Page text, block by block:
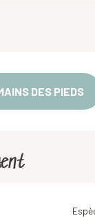
DES PIEDS